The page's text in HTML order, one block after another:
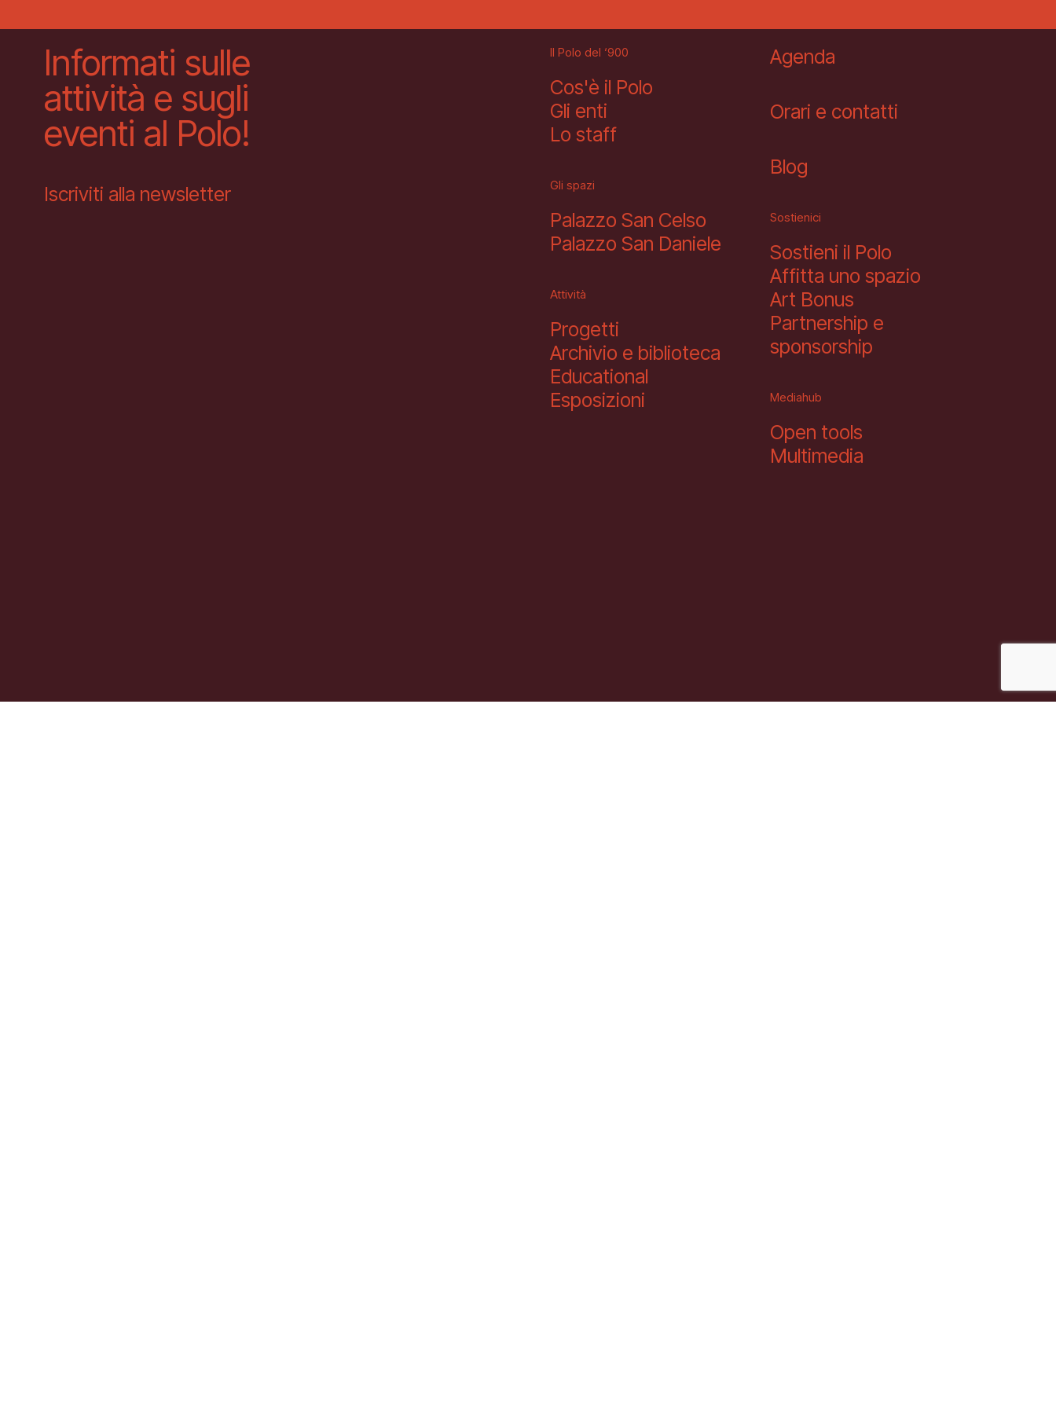
Informati sulle
attività e sugli
eventi al Polo!
Iscriviti alla newsletter
Il Polo del ‘900
Cos'è il Polo
Gli enti
Lo staff
Gli spazi
Palazzo San Celso
Palazzo San Daniele
Attività
Progetti
Archivio e biblioteca
Educational
Esposizioni
Agenda
Orari e contatti
Blog
Sostienici
Sostieni il Polo
Affitta uno spazio
Art Bonus
Partnership e
sponsorship
Mediahub
Open tools
Multimedia